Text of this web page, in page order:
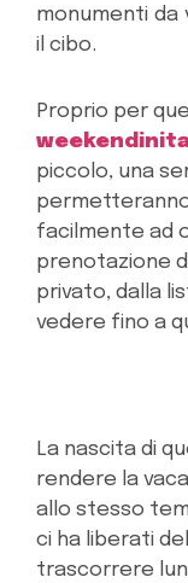
monumenti da
il cibo.
Proprio per
piccolo, una
facilmente ad
prenotazione
privato, dalla
vedere fino a
La nascita di
rendere la
allo stesso
ci ha liberati
trascorrere